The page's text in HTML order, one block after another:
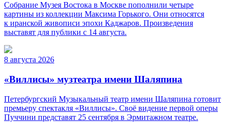
Собрание Музея Востока в Москве пополнили четыре
картины из коллекции Максима Горького. Они относятся
к иранской живописи эпохи Каджаров. Произведения
выставят для публики с 14 августа.
8 августа 2026
«Виллисы» музтеатра имени Шаляпина
Петербургский Музыкальный театр имени Шаляпина готовит
премьеру спектакля «Виллисы». Своё видение первой оперы
Пуччини представят 25 сентября в Эрмитажном театре.